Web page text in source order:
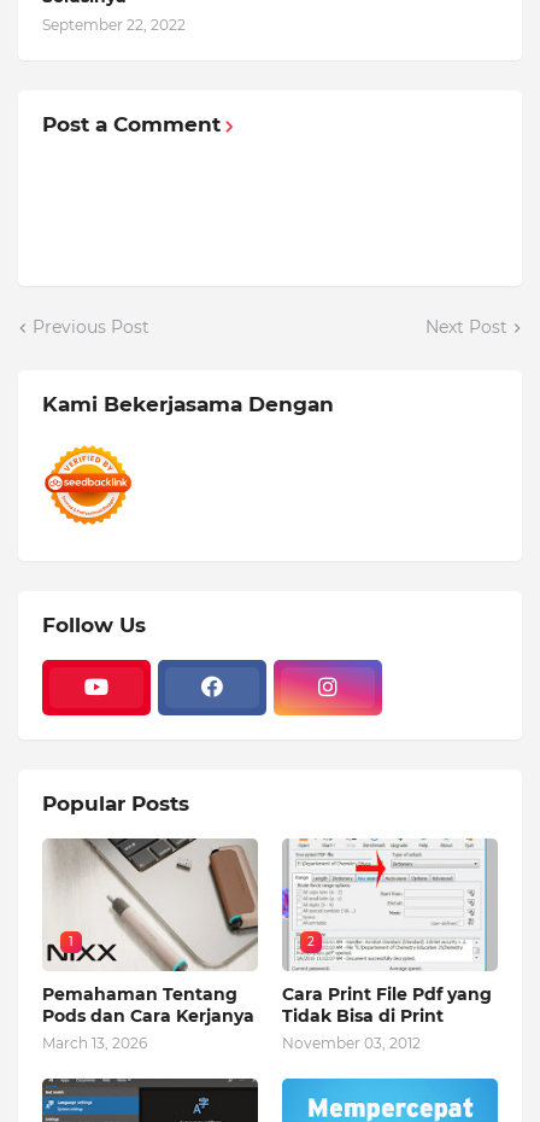
September 22, 2022
Post a Comment
Previous Post Next Post
Kami Bekerjasama Dengan
Follow Us
Popular Posts
1
Pemahaman Tentang
Pods dan Cara Kerjanya
March 13, 2026
2
Cara Print File Pdf yang
Tidak Bisa di Print
November 03, 2012